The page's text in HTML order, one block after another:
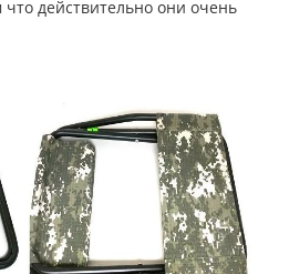
действительно они очень